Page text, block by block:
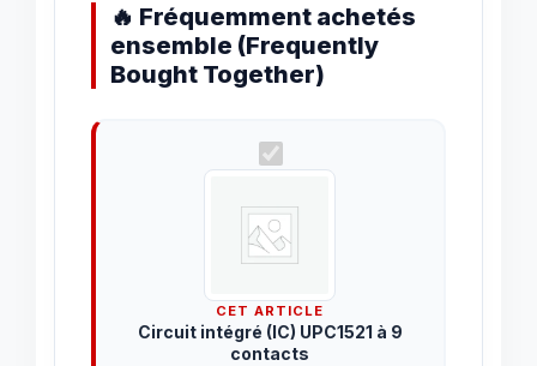
🔥 Fréquemment achetés
ensemble (Frequently
Bought Together)
CET ARTICLE
Circuit intégré (IC) UPC1521 à 9
contacts